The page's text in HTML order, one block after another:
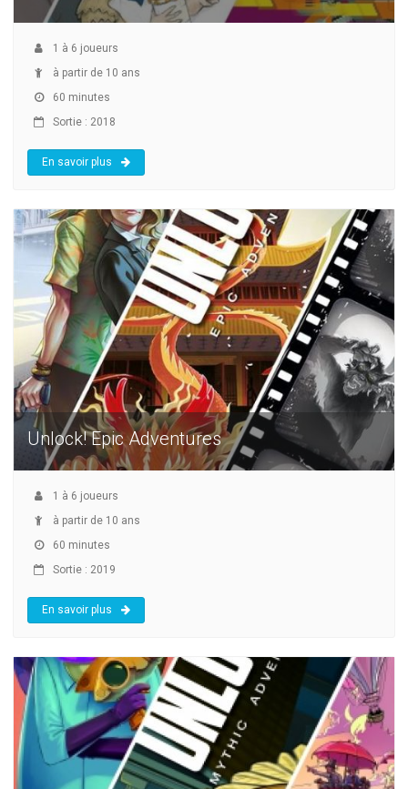
1 à 6 joueurs
à partir de 10 ans
60 minutes
Sortie : 2018
En savoir plus
Unlock! Epic Adventures
1 à 6 joueurs
à partir de 10 ans
60 minutes
Sortie : 2019
En savoir plus